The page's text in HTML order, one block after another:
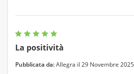
La positività
Pubblicata da:Allegra il 29 Novembre 2025